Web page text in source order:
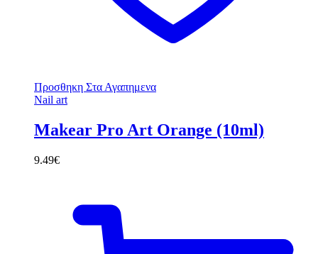
Προσθηκη Στα Αγαπημενα
Nail art
Makear Pro Art Orange (10ml)
9.49€